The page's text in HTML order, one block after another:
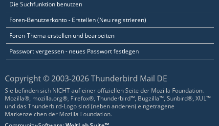
Die Suchfunktion benutzen
Foren-Benutzerkonto - Erstellen (Neu registrieren)
Foren-Thema erstellen und bearbeiten
Passwort vergessen - neues Passwort festlegen
Copyright © 2003-2026 Thunderbird Mail DE
Sie befinden sich NICHT auf einer offiziellen Seite der Mozilla Foundation.
Mozilla®, mozilla.org®, Firefox®, Thunderbird™, Bugzilla™, Sunbird®, XUL™
und das Thunderbird-Logo sind (neben anderen) eingetragene
Markenzeichen der Mozilla Foundation.